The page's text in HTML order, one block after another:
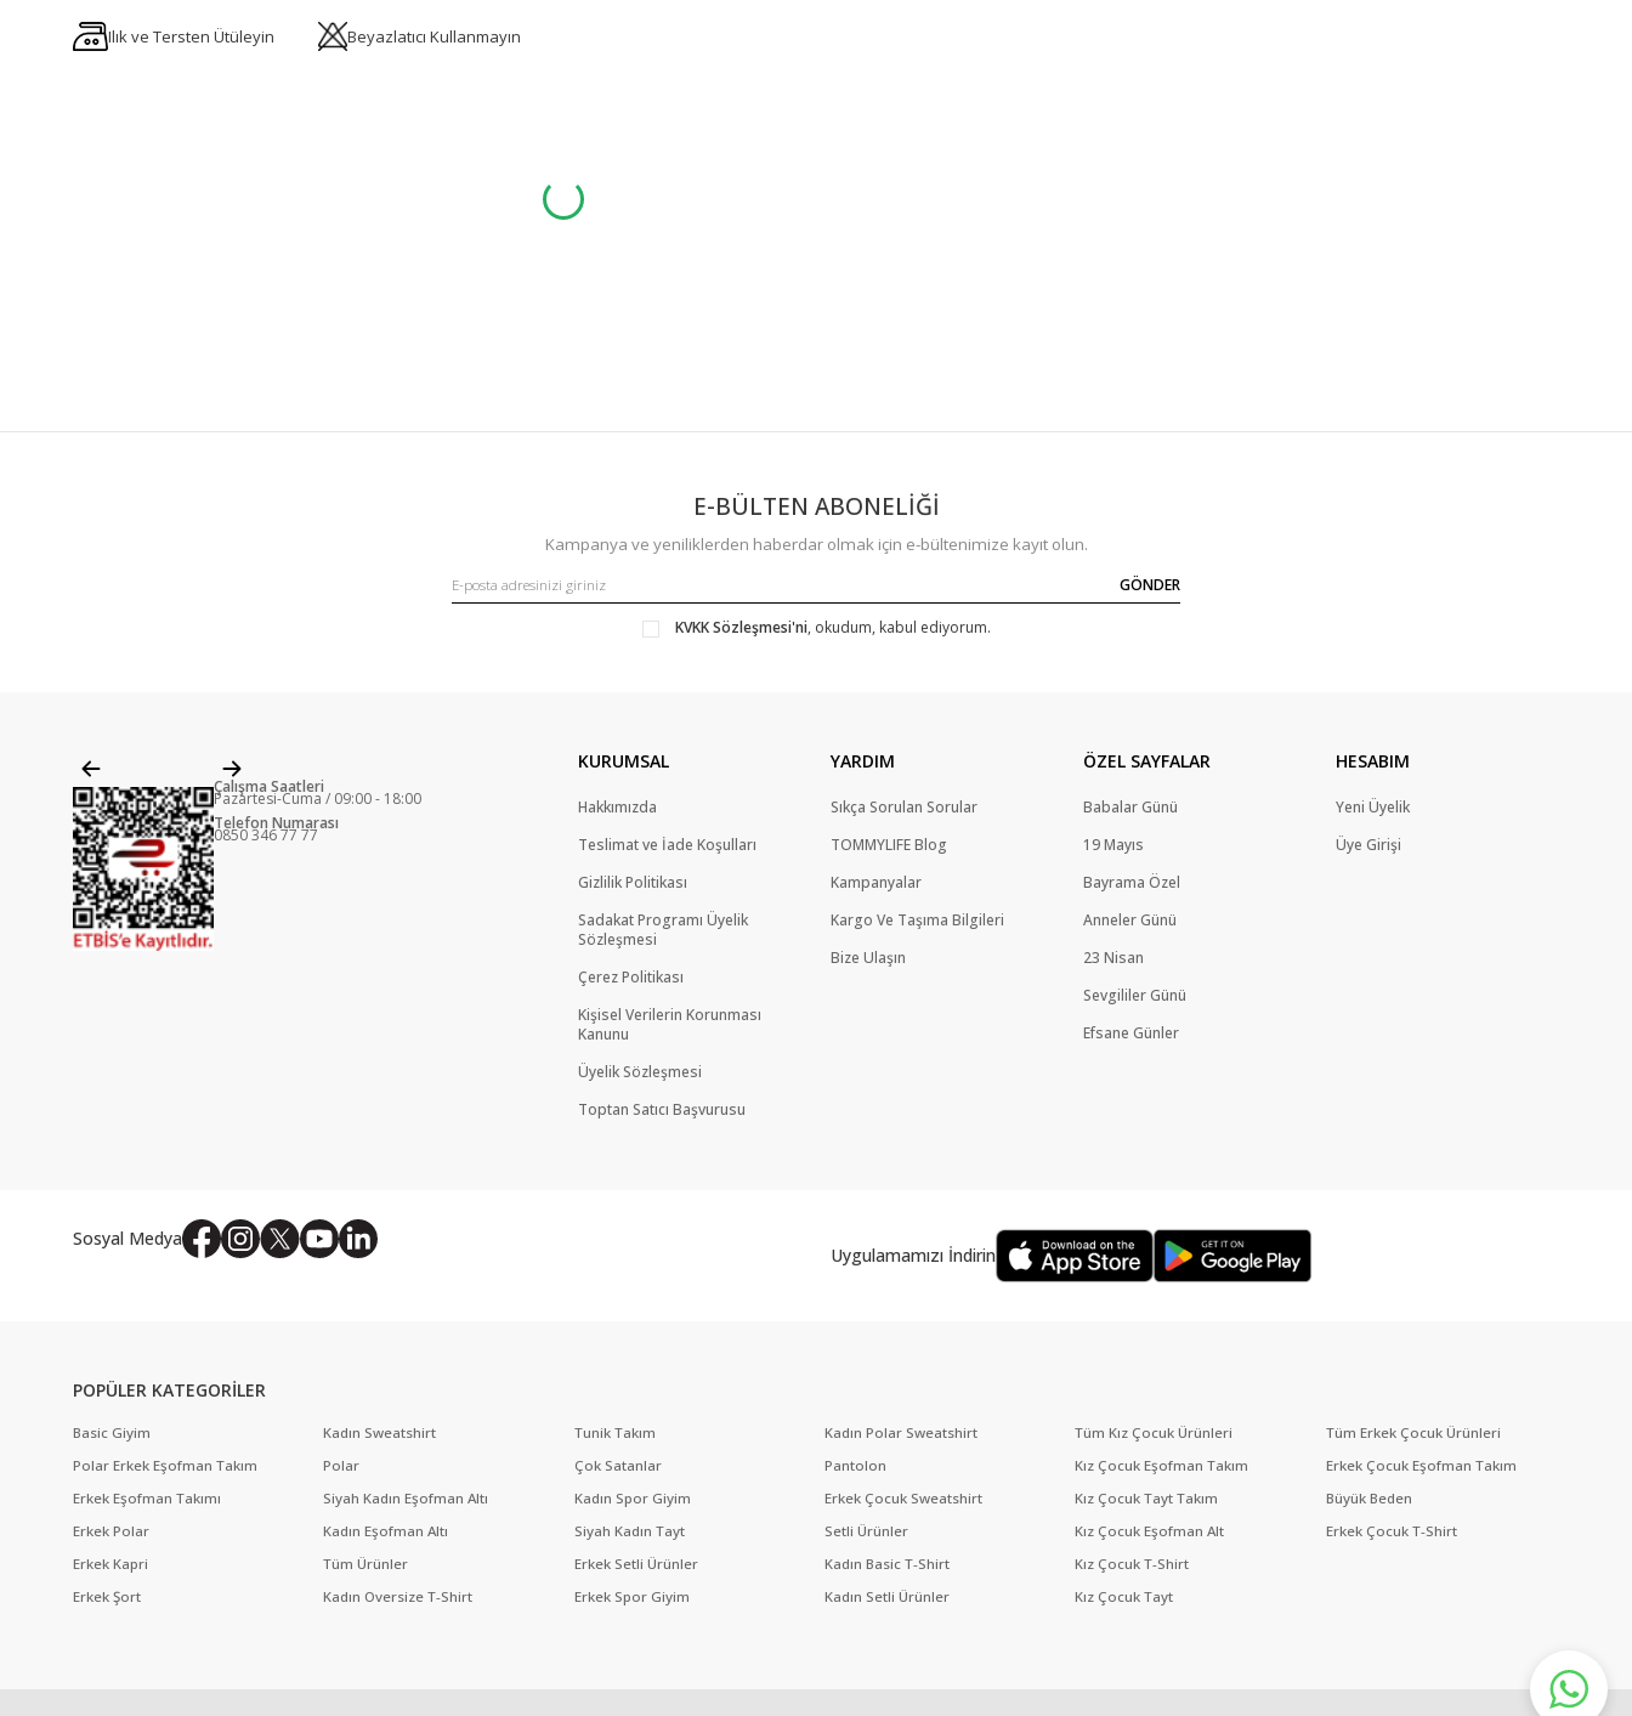
Ilık ve Tersten Ütüleyin Beyazlatıcı Kullanmayın
E-BÜLTEN ABONELİĞİ
Kampanya ve yeniliklerden haberdar olmak için e-bültenimize kayıt olun.
GÖNDER
KVKK Sözleşmesi'ni, okudum, kabul ediyorum.
Çalışma Saatleri
Pazartesi-Cuma / 09:00 - 18:00
Telefon Numarası
0850 346 77 77
KURUMSAL
Hakkımızda
Teslimat ve İade Koşulları
Gizlilik Politikası
Sadakat Programı Üyelik
Sözleşmesi
Çerez Politikası
Kişisel Verilerin Korunması
Kanunu
Üyelik Sözleşmesi
Toptan Satıcı Başvurusu
YARDIM
Sıkça Sorulan Sorular
TOMMYLIFE Blog
Kampanyalar
Kargo Ve Taşıma Bilgileri
Bize Ulaşın
ÖZEL SAYFALAR
Babalar Günü
19 Mayıs
Bayrama Özel
Anneler Günü
23 Nisan
Sevgililer Günü
Efsane Günler
HESABIM
Yeni Üyelik
Üye Girişi
Sosyal Medya
Uygulamamızı İndirin
POPÜLER KATEGORİLER
Basic Giyim
Polar Erkek Eşofman Takım
Erkek Eşofman Takımı
Erkek Polar
Erkek Kapri
Erkek Şort
Kadın Sweatshirt
Polar
Siyah Kadın Eşofman Altı
Kadın Eşofman Altı
Tüm Ürünler
Kadın Oversize T-Shirt
Tunik Takım
Çok Satanlar
Kadın Spor Giyim
Siyah Kadın Tayt
Erkek Setli Ürünler
Erkek Spor Giyim
Kadın Polar Sweatshirt
Pantolon
Erkek Çocuk Sweatshirt
Setli Ürünler
Kadın Basic T-Shirt
Kadın Setli Ürünler
Tüm Kız Çocuk Ürünleri
Kız Çocuk Eşofman Takım
Kız Çocuk Tayt Takım
Kız Çocuk Eşofman Alt
Kız Çocuk T-Shirt
Kız Çocuk Tayt
Tüm Erkek Çocuk Ürünleri
Erkek Çocuk Eşofman Takım
Büyük Beden
Erkek Çocuk T-Shirt